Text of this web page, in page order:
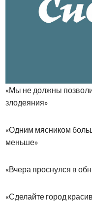
«Мы не должны
злодеяния»
«Одним мясником
меньше»
«Вчера проснулся в
«Сделайте город